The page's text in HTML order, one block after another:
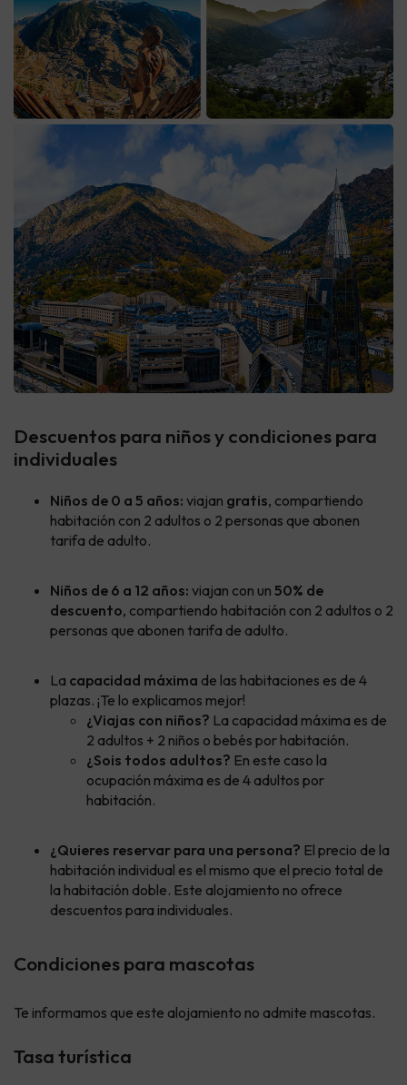
Descuentos para niños y condiciones para
individuales
Niños de 0 a 5 años: viajan gratis, compartiendo
habitación con 2 adultos o 2 personas que abonen
tarifa de adulto.
Niños de 6 a 12 años: viajan con un 50% de
descuento, compartiendo habitación con 2 adultos o 2
personas que abonen tarifa de adulto.
La capacidad máxima de las habitaciones es de 4
plazas. ¡Te lo explicamos mejor!
¿Viajas con niños? La capacidad máxima es de
2 adultos + 2 niños o bebés por habitación.
¿Sois todos adultos? En este caso la
ocupación máxima es de 4 adultos por
habitación.
¿Quieres reservar para una persona? El precio de la
habitación individual es el mismo que el precio total de
la habitación doble. Este alojamiento no ofrece
descuentos para individuales.
Condiciones para mascotas
Te informamos que este alojamiento no admite mascotas.
Tasa turística